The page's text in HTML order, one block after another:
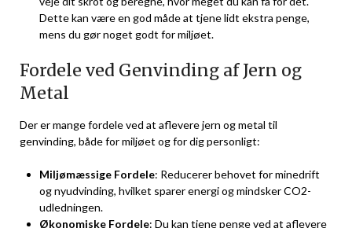
Dette kan være en god måde at tjene lidt ekstra penge,
mens du gør noget godt for miljøet.
Fordele ved Genvinding af Jern og
Metal
Der er mange fordele ved at aflevere jern og metal til
genvinding, både for miljøet og for dig personligt:
Miljømæssige Fordele: Reducerer behovet for minedrift
og nyudvinding, hvilket sparer energi og mindsker CO2-
udledningen.
Økonomiske Fordele: Du kan tjene penge ved at aflevere